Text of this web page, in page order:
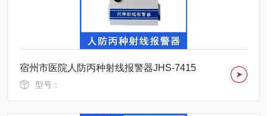
宿州市医院人防丙种射线报警器JHS-7415
型号：